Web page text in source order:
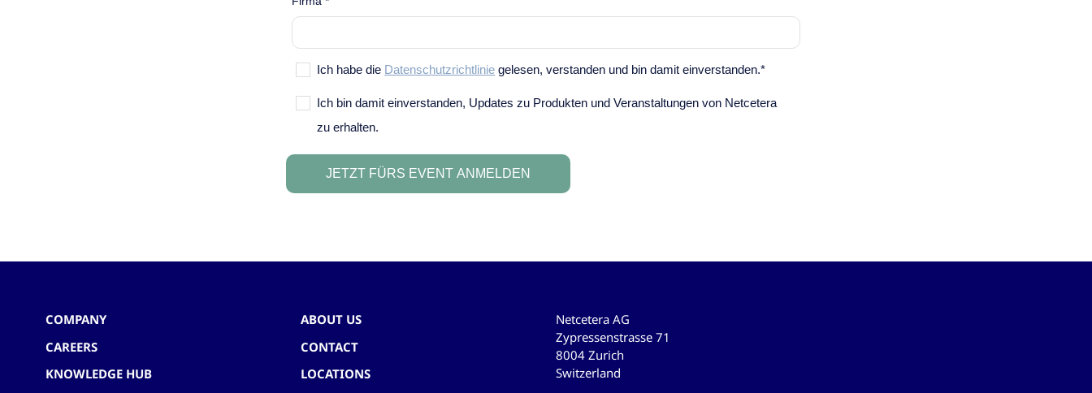
COMPANY
CAREERS
KNOWLEDGE HUB
ABOUT US
CONTACT
LOCATIONS
Netcetera AG
Zypressenstrasse 71
8004 Zurich
Switzerland